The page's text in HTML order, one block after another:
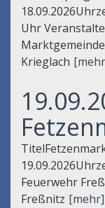
Uhr
Krieglach
Feuerwehr
Freßnitz [mehr]